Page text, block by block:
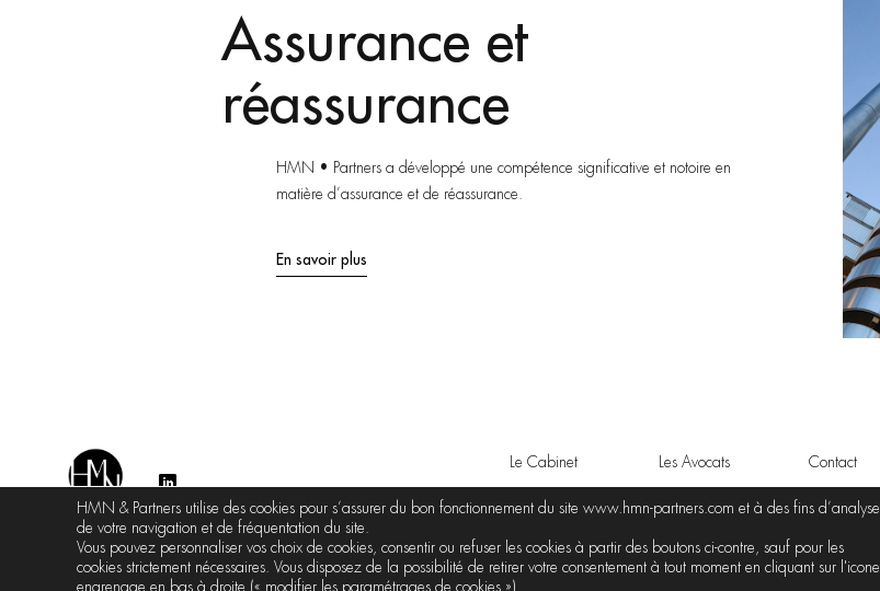
Construction et
Immobilier
Historiquement consacrée à ce domaine d’activité, HMN • Partners a
une compétence pointue dans le conseil, l’assistance et la défense de
Le Cabinet Les Avocats Contact
HMN & Partners utilise des cookies pour s’assurer du bon fonctionnement du site www.hmn-partners.com et à des fins d’analyse
de votre navigation et de fréquentation du site.
Vous pouvez personnaliser vos choix de cookies, consentir ou refuser les cookies à partir des boutons ci-contre, sauf pour les
cookies strictement nécessaires. Vous disposez de la possibilité de retirer votre consentement à tout moment en cliquant sur l'icone
engrenage en bas à droite (« modifier les paramétrages de cookies »).